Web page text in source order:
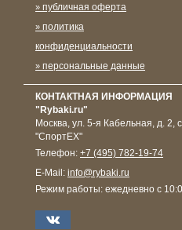
публичная оферта
политика
конфиденциальности
персональные данные
КОНТАКТНАЯ ИНФОРМАЦИЯ
"Rybaki.ru"
Москва, ул. 5-я Кабельная, д. 2,
"СпортЕХ"
Телефон: +7 (495) 782-19-74
E-Mail: info@rybaki.ru
Режим работы: ежедневно с